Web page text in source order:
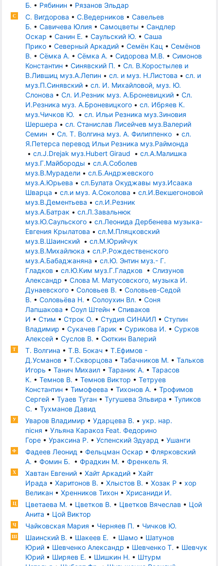
Б. • Рябинин • Рязанов Эльдар
С С. Вигдорова • С.Ведерников • Савельев
Б. • Савичева Юлия • Самоцветы • Сандлер
Оскар • Санин Е. • Саульский Ю. • Саша
Прико • Северный Аркадий • Семён Кац • Семёнов
В. • Сёмка А. • Сёмка А. • Сидорова М.В. • Симонов
Константин • Синявский П. • Сл. В.Коростылев и
В.Лившиц муз.А.Лепин • сл. и муз. Н.Листова • сл. и
муз.П.Синявский • сл. И. Михайловой, муз. Ю.
Слонова • Сл. И.Резник муз. А.Броневицкий • Сл.
И.Резника муз. А.Броневицкого • сл. Ибряев К.
муз.Чичков Ю. • сл. Ильи Резника муз.Зиновия
Шершера • сл. Станислав Лисейчев муз.Валерий
Семин • Сл. Т. Волгина муз. А. Филиппенко • сл.
Я.Петерса перевод Ильи Резника муз.Раймонда
• сл.J.Drejak муз.Hubert Giraud • сл.А.Малишка
муз.Г.Майбороды • сл.А.Соболев
муз.В.Мурадели • сл.Б.Андржевского
муз.А.Юрьева • сл.Булата Окуджавы муз.Исаака
Шварца • сл.и муз. А.Соколова • сл.И.Векшегоновой
муз.В.Дементьева • сл.И.Резник
муз.А.Батрак • сл.Л.Завальнюк
муз.Ю.Саульского • сл.Леонида Дербенева музыка-
Евгения Крылатова • сл.М.Пляцковский
муз.В.Шаинский • сл.М.Юрийчук
муз.В.Михайлюка • сл.Р.Рождественского
муз.А.Бабаджаняна • сл.Ю. Энтин муз.- Г.
Гладков • сл.Ю.Ким муз.Г.Гладков • Слизунов
Александр • Слова М. Матусовского, музыка И.
Дунаевского • Соловьев В. • Соловьев-Седой
В. • Соловьёва Н. • Солоухин Вл. • Соня
Лапшакова • Соул Штейн • Спиваков
И • Стим • Строк О. • Студия СИНАИЛ • Ступин
Владимир • Сукачев Гарик • Сурикова И. • Сурков
Алексей • Суслов В. • Сюткин Валерий
Т Т. Волгина • Т.В. Бокач • Т.Ефимов -
Д.Усманов • Т.Скворцова • Табачников М. • Тальков
Игорь • Танич Михаил • Тараник А. • Тарасов
К. • Темнов В. • Темнов Виктор • Тетруев
Константин • Тимофеева • Тихонов А. • Трофимов
Сергей • Туаев Туган • Тугушева Эльвира • Туликов
С. • Тухманов Давид
У Уваров Владимир • Ударцева В. • укр. нар.
пісня • Ульяна Каракоз Feat. Федорино
Горе • Ураксина Р. • Успенский Эдуард • Ушанги
Ф Фадеев Леонид • Фельцман Оскар • Флярковский
А. • Фомин Б. • Фрадкин М. • Френкель Я.
Х Хавтан Евгений • Хайт Аркадий • Хайт
Ирада • Харитонов В. • Хлыстов В. • Хозак Р • хор
Великан • Хренников Тихон • Хрисаниди И.
Ц Цветаева М. • Цветков В. • Цветков Вячеслав • Цой
Анита • Цой Виктор
Ч Чайковская Мария • Черняев П. • Чичков Ю.
Ш Шаинский В. • Шакеев Е. • Шамо • Шатунов
Юрий • Шевченко Александр • Шевченко Т. • Шевчук
Юрий • Ширяев Е. • Шишкин Н. • Штурм